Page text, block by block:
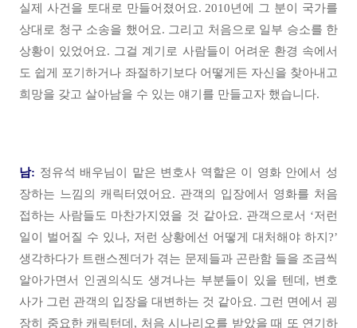
실제 사건을 토대로 만들어졌어요. 2010년에 그 분이 국가를
상대로 청구 소송을 했어요. 그리고 처음으로 일부 승소를 한
상황이 있었어요. 그걸 계기로 사람들이 어려운 환경 속에서
도 쉽게 포기하거나 좌절하기보다 어떻게든 자신을 찾아내고
희망을 갖고 살아남을 수 있는 얘기를 만들고자 했습니다.
남: 정유석 배우님이 맡은 변호사 역할은 이 영화 안에서 성
장하는 느낌의 캐릭터였어요. 관객의 입장에서 영화를 처음
접하는 사람들도 마찬가지였을 것 같아요. 관객으로서 ‘저런
일이 벌어질 수 있나, 저런 상황에선 어떻게 대처해야 하지?’
생각하다가 트랜스젠더가 겪는 문제들과 곤란함 들을 조금씩
알아가면서 인권의식도 생겨나는 부분들이 있을 텐데, 변호
사가 그런 관객의 입장을 대변하는 것 같아요. 그런 면에서 굉
장히 중요한 캐릭턴데, 처음 시나리오를 받았을 때 또 연기하